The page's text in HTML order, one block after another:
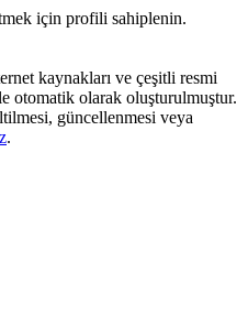
için profili sahiplenin.
kaynakları ve çeşitli resmi
otomatik olarak oluşturulmuştur.
güncellenmesi veya
.